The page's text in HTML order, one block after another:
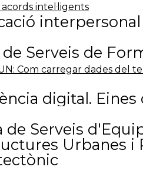
Habitatge
Idiomes (7)
pública (79)
Joventut
(28)
Jurídica.
Jurídica.
Jurídica. Propietat
Jurídica. Protecció
Jurídica. Règim
intel·ligents
interpersonal
Serveis de
Com carregar dades del
digital. Eines
de Serveis
Urbanes i